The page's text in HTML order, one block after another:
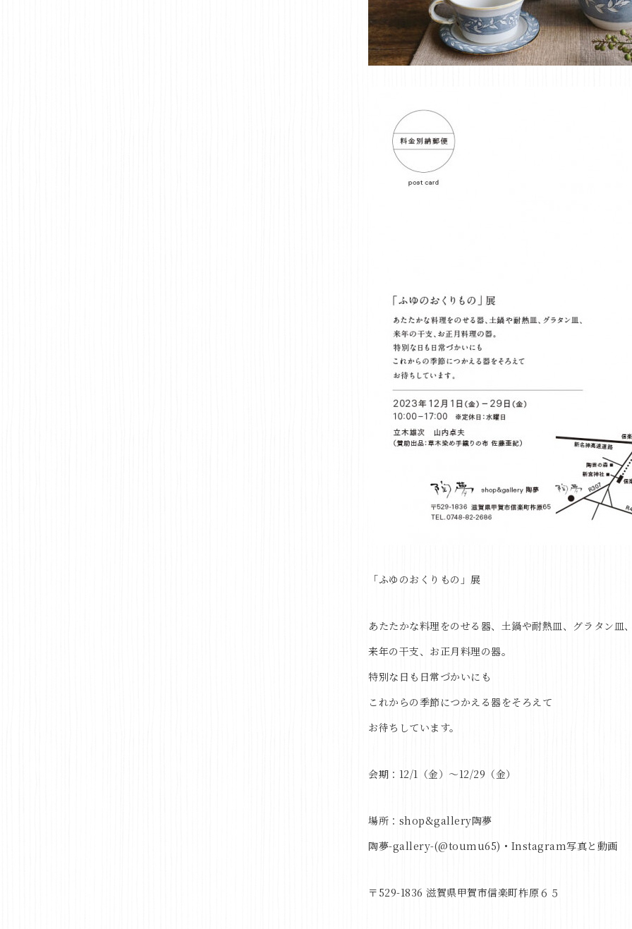
「ふゆのおくりもの」展
あたたかな料理をのせる器、土鍋や耐熱皿、グラタン皿
来年の干支、お正月料理の器。
特別な日も日常づかいにも
これからの季節につかえる器をそろえて
お待ちしています。
会期： 12/1 （金）～12/29 （金）
場所： shop&gallery陶夢
陶夢-gallery-(@toumu65) • Instagram写真と動画
〒 529-1836滋賀県甲賀市信楽町柞原６５